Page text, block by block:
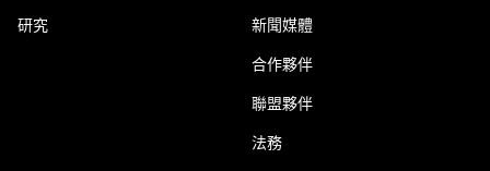
研究 新聞媒體
合作夥伴
聯盟夥伴
法務